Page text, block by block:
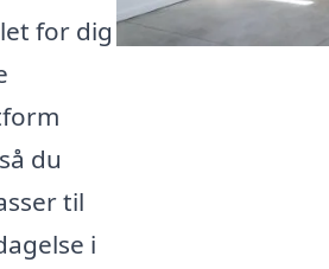
for dig
du
til
i